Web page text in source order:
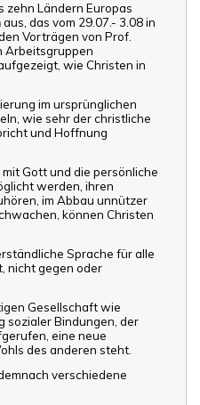
zehn Ländern Europas
aus, das vom 29.07.- 3.08 in
Vorträgen von Prof.
Arbeitsgruppen
wie Christen in
im ursprünglichen
wie sehr der christliche
und Hoffnung
Gott und die persönliche
werden, ihren
im Abbau unnützer
können Christen
Sprache für alle
nicht gegen oder
Gesellschaft wie
sozialer Bindungen, der
eine neue
des anderen steht.
verschiedene